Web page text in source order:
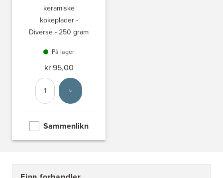
keramiske
kokeplader -
Diverse - 250 gram
På lager
kr 95,00
Antall
Velg enhet
Sammenlikn